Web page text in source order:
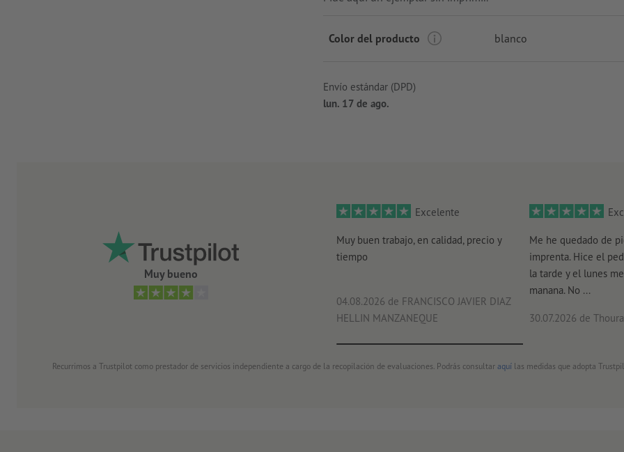
Color del producto blanco
Envío estándar (DPD)
lun. 17 de ago.
Muy bueno
Excelente
Muy buen trabajo, en calidad, precio y
tiempo
04.08.2026 de FRANCISCO JAVIER DIAZ
HELLIN MANZANEQUE
Me he quedado de
imprenta. Hice el
la tarde y el lunes
manana. No ...
30.07.2026 de
Recurrimos a Trustpilot como prestador de servicios independiente a cargo de la recopilación de evaluaciones. Podrás consultar aquí las medidas que adopta